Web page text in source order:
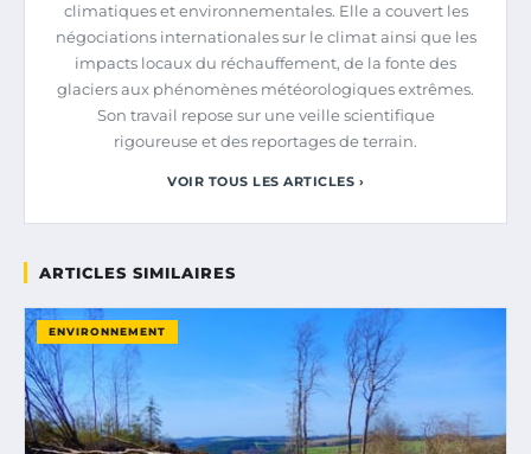
climatiques et environnementales. Elle a couvert les
négociations internationales sur le climat ainsi que les
impacts locaux du réchauffement, de la fonte des
glaciers aux phénomènes météorologiques extrêmes.
Son travail repose sur une veille scientifique
rigoureuse et des reportages de terrain.
VOIR TOUS LES ARTICLES ›
ARTICLES SIMILAIRES
ENVIRONNEMENT